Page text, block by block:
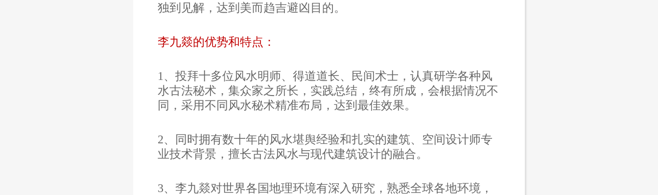
独到见解，达到美而趋吉避凶目的。
李九燚的优势和特点：
1、 投拜十多位风水明师、得道道长、民间术士，认真研学各种风
水古法秘术，集众家之所长，实践总结，终有所成，会根据情况不
同，采用不同风水秘术精准布局，达到最佳效果。
2、同时拥有数十年的风水堪舆经验和扎实的建筑、空间设计师专
业技术背景，擅长古法风水与现代建筑设计的融合。
3、李九燚对世界各国地理环境有深入研究，熟悉全球各地环境，